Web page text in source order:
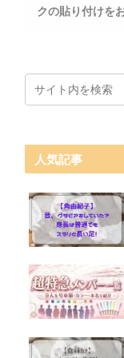
クの貼り付けを
人気記事